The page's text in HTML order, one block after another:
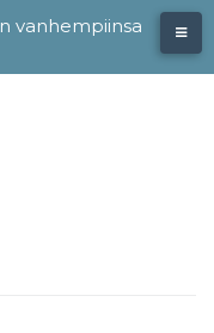
vanhempiinsa